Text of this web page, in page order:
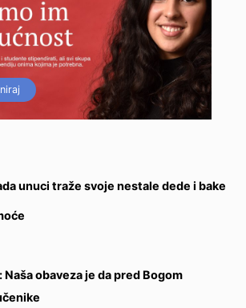
unuci traže svoje nestale dede i bake
obaveza je da pred Bogom